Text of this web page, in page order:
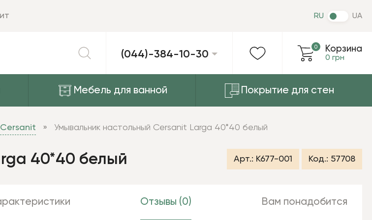
(044)-384-10-30
Корзина
0 грн
0
RU UA
Мебель для ванной Покрытие для стен
Cersanit Умывальник настольный Cersanit Larga 40*40 белый
40*40 белый Арт.: K677-001 Код.: 57708
Отзывы (0) Вам понадобится